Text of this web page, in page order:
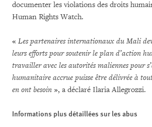
documenter les violations des droits
Human Rights Watch.
« Les partenaires internationaux du Mali
leurs efforts pour soutenir le plan d’action
travailler avec les autorités maliennes pour
humanitaire accrue puisse être délivrée à
en ont besoin », a déclaré Ilaria Allegrozzi.
Informations plus détaillées sur les abus